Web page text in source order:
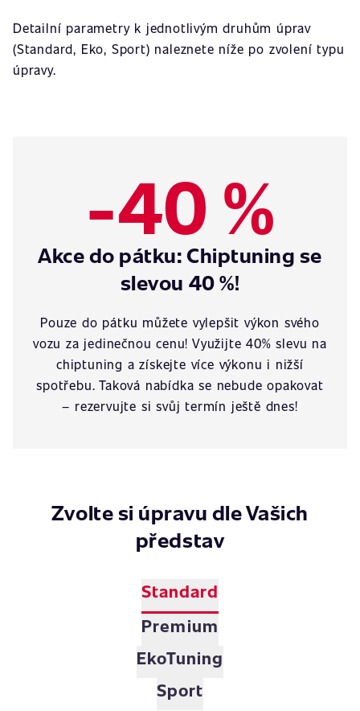
Detailní parametry k jednotlivým druhům úprav
(Standard, Eko, Sport) naleznete níže po zvolení typu
úpravy.
-40 %
Akce do pátku: Chiptuning se
slevou 40 %!
Pouze do pátku můžete vylepšit výkon svého
vozu za jedinečnou cenu! Využijte 40% slevu na
chiptuning a získejte více výkonu i nižší
spotřebu. Taková nabídka se nebude opakovat
– rezervujte si svůj termín ještě dnes!
Zvolte si úpravu dle Vašich
představ
Standard
Premium
EkoTuning
Sport